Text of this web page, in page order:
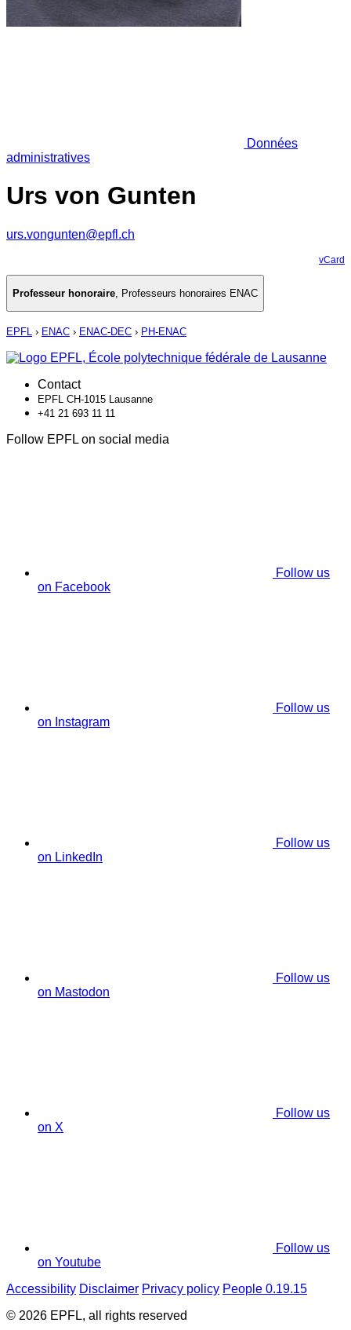
Données
administratives
Urs von Gunten
urs.vongunten@epfl.ch
vCard
Professeur honoraire, Professeurs honoraires ENAC
EPFL › ENAC › ENAC-DEC › PH-ENAC
Contact
EPFL CH-1015 Lausanne
+41 21 693 11 11
Follow EPFL on social media
Follow us
on Facebook
Follow us
on Instagram
Follow us
on LinkedIn
Follow us
on Mastodon
Follow us
on X
Follow us
on Youtube
Accessibility Disclaimer Privacy policy People 0.19.15
© 2026 EPFL, all rights reserved